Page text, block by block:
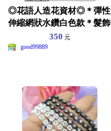
◎花語人造花資材◎＊彈性
伸縮網狀水鑽白色款＊髮飾
舞台~皮包~披肩~婚紗
350 元
good99889